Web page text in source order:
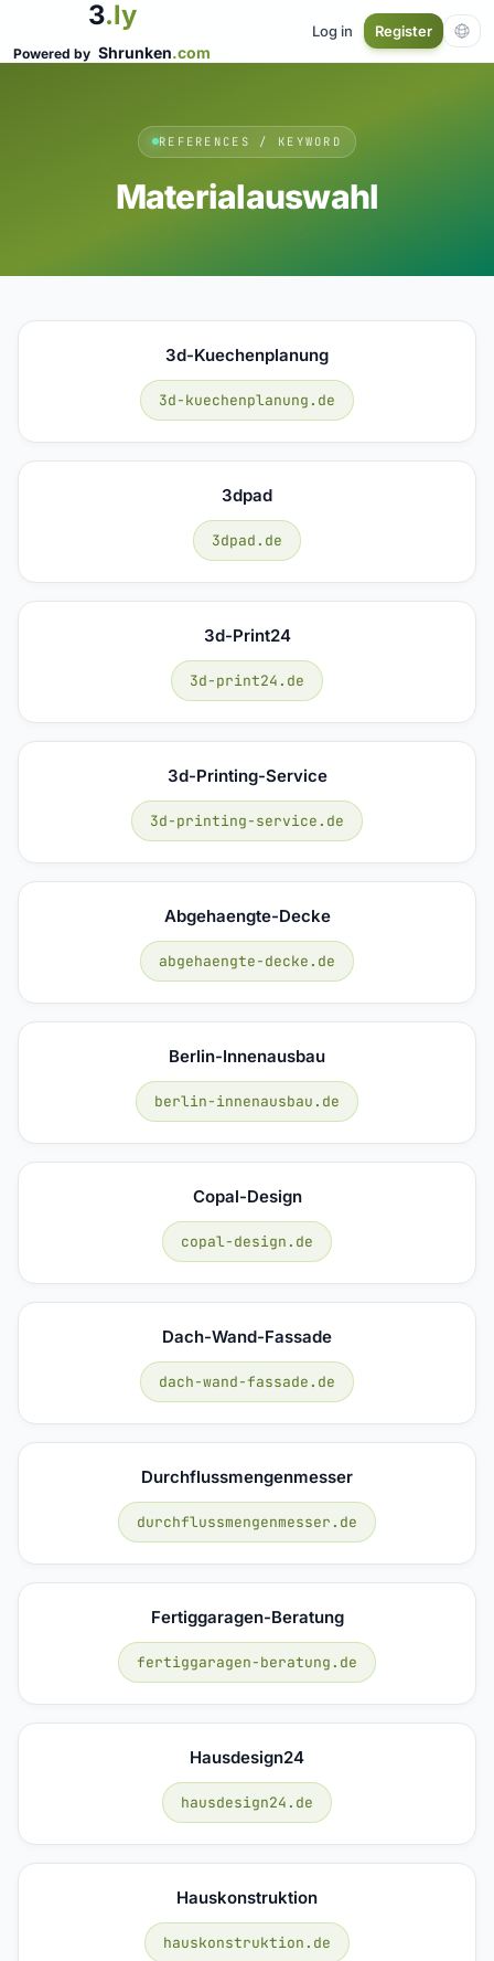
3.ly
Powered by Shrunken.com
Log in Register
REFERENCES / KEYWORD
Materialauswahl
3d-Kuechenplanung
3d-kuechenplanung.de
3dpad
3dpad.de
3d-Print24
3d-print24.de
3d-Printing-Service
3d-printing-service.de
Abgehaengte-Decke
abgehaengte-decke.de
Berlin-Innenausbau
berlin-innenausbau.de
Copal-Design
copal-design.de
Dach-Wand-Fassade
dach-wand-fassade.de
Durchflussmengenmesser
durchflussmengenmesser.de
Fertiggaragen-Beratung
fertiggaragen-beratung.de
Hausdesign24
hausdesign24.de
Hauskonstruktion
hauskonstruktion.de